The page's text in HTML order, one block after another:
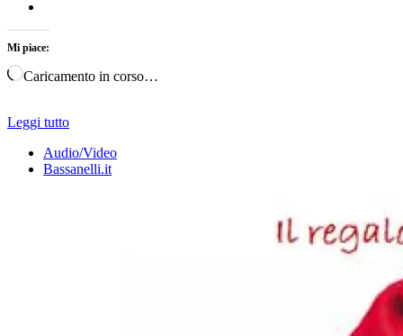
Mi piace:
Caricamento in corso…
Leggi tutto
Audio/Video
Bassanelli.it